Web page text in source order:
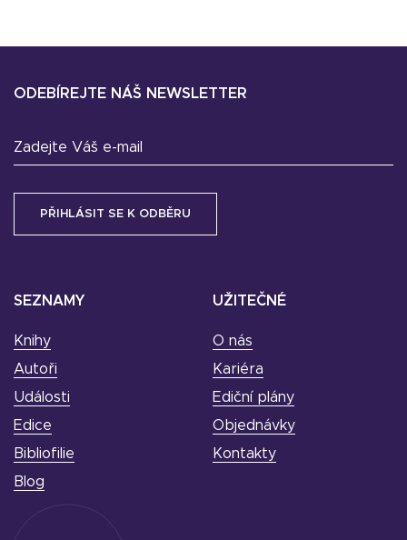
SEZNAMY
Knihy
Autoři
Události
Edice
Bibliofilie
Blog
UŽITEČNÉ
O nás
Kariéra
Ediční plány
Objednávky
Kontakty
ODEBÍREJTE NÁŠ NEWSLETTER
Zadejte Váš e-mail